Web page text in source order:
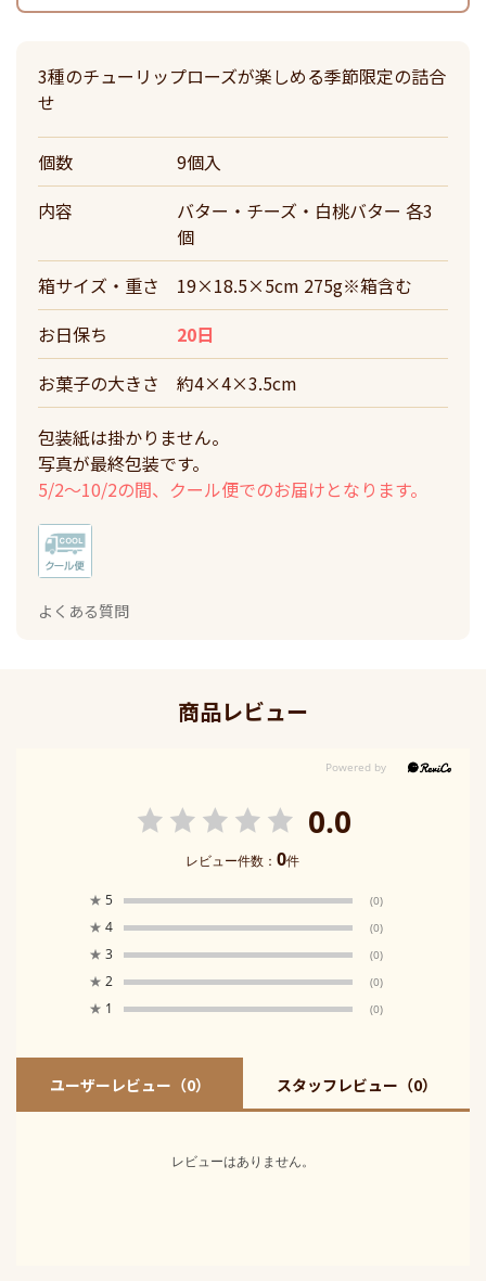
3種のチューリップローズが楽しめる季節限定の詰合
せ
個数
9個入
内容
バター・チーズ・白桃バター 各3
個
箱サイズ・重さ
19×18.5×5cm 275g※箱含む
お日保ち
20日
お菓子の大きさ
約4×4×3.5cm
包装紙は掛かりません。
写真が最終包装です。
5/2～10/2の間、クール便でのお届けとなります。
よくある質問
商品レビュー
0.0
レビュー件数：0件
★ 5 (0)
★ 4 (0)
★ 3 (0)
★ 2 (0)
★ 1 (0)
ユーザーレビュー （0） スタッフレビュー （0）
レビューはありません。